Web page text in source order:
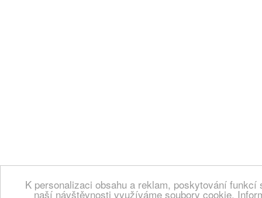
K personalizaci obsahu a reklam, poskytování
naší návštěvnosti využíváme soubory cookie.